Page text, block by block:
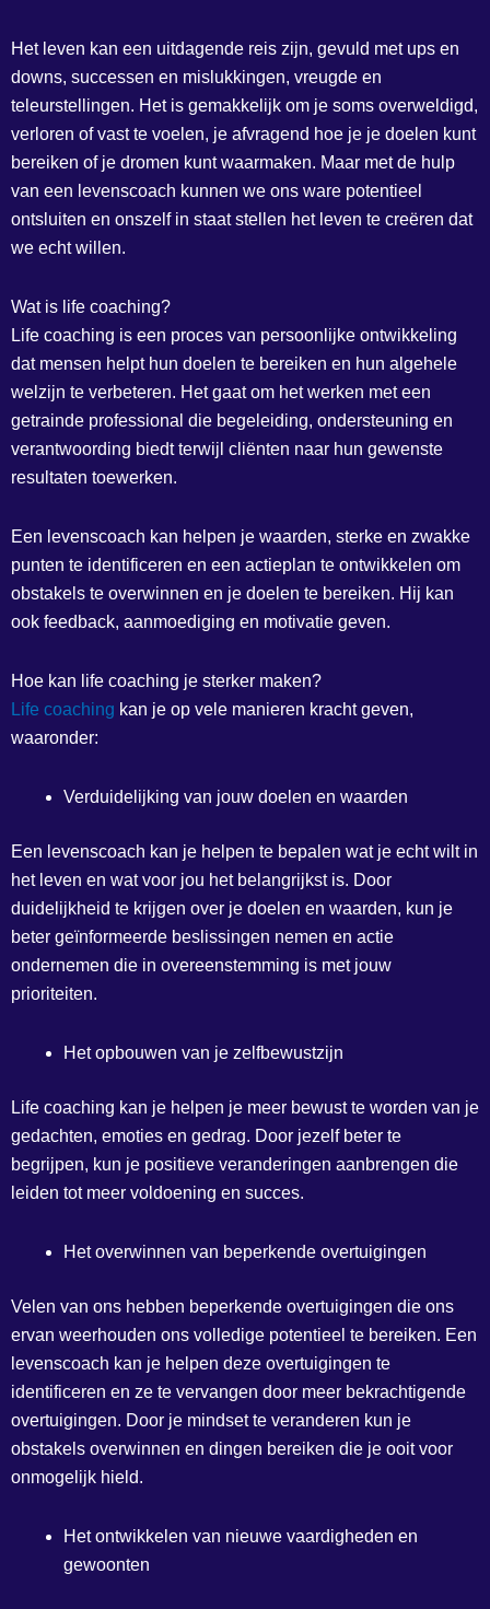
Het leven kan een uitdagende reis zijn, gevuld met ups en
downs, successen en mislukkingen, vreugde en
teleurstellingen. Het is gemakkelijk om je soms overweldigd,
verloren of vast te voelen, je afvragend hoe je je doelen kunt
bereiken of je dromen kunt waarmaken. Maar met de hulp
van een levenscoach kunnen we ons ware potentieel
ontsluiten en onszelf in staat stellen het leven te creëren dat
we echt willen.
Wat is life coaching?
Life coaching is een proces van persoonlijke ontwikkeling
dat mensen helpt hun doelen te bereiken en hun algehele
welzijn te verbeteren. Het gaat om het werken met een
getrainde professional die begeleiding, ondersteuning en
verantwoording biedt terwijl cliënten naar hun gewenste
resultaten toewerken.
Een levenscoach kan helpen je waarden, sterke en zwakke
punten te identificeren en een actieplan te ontwikkelen om
obstakels te overwinnen en je doelen te bereiken. Hij kan
ook feedback, aanmoediging en motivatie geven.
Hoe kan life coaching je sterker maken?
Life coaching kan je op vele manieren kracht geven,
waaronder:
Verduidelijking van jouw doelen en waarden
Een levenscoach kan je helpen te bepalen wat je echt wilt in
het leven en wat voor jou het belangrijkst is. Door
duidelijkheid te krijgen over je doelen en waarden, kun je
beter geïnformeerde beslissingen nemen en actie
ondernemen die in overeenstemming is met jouw
prioriteiten.
Het opbouwen van je zelfbewustzijn
Life coaching kan je helpen je meer bewust te worden van je
gedachten, emoties en gedrag. Door jezelf beter te
begrijpen, kun je positieve veranderingen aanbrengen die
leiden tot meer voldoening en succes.
Het overwinnen van beperkende overtuigingen
Velen van ons hebben beperkende overtuigingen die ons
ervan weerhouden ons volledige potentieel te bereiken. Een
levenscoach kan je helpen deze overtuigingen te
identificeren en ze te vervangen door meer bekrachtigende
overtuigingen. Door je mindset te veranderen kun je
obstakels overwinnen en dingen bereiken die je ooit voor
onmogelijk hield.
Het ontwikkelen van nieuwe vaardigheden en
gewoonten